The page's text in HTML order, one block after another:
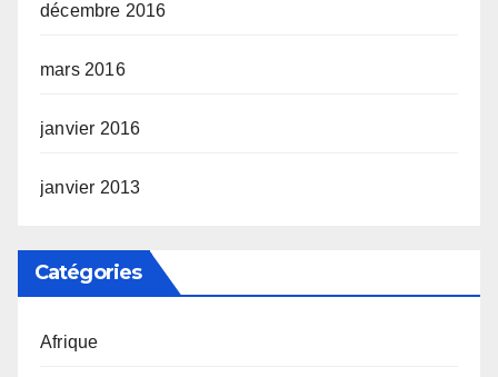
décembre 2016
mars 2016
janvier 2016
janvier 2013
Catégories
Afrique